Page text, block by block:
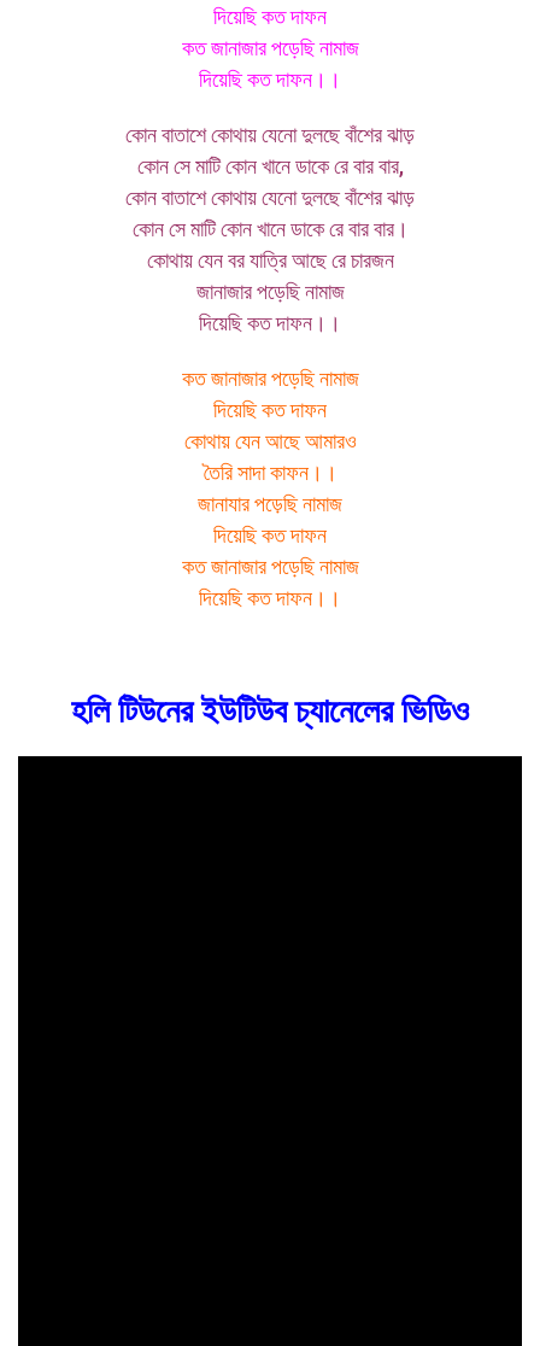
দিয়েছি কত দাফন
কত জানাজার পড়েছি নামাজ
দিয়েছি কত দাফন।।
কোন বাতাশে কোথায় যেনো দুলছে বাঁশের ঝাড়
কোন সে মাটি কোন খানে ডাকে রে বার বার,
কোন বাতাশে কোথায় যেনো দুলছে বাঁশের ঝাড়
কোন সে মাটি কোন খানে ডাকে রে বার বার।
কোথায় যেন বর যাত্রি আছে রে চারজন
জানাজার পড়েছি নামাজ
দিয়েছি কত দাফন।।
কত জানাজার পড়েছি নামাজ
দিয়েছি কত দাফন
কোথায় যেন আছে আমারও
তৈরি সাদা কাফন।।
জানাযার পড়েছি নামাজ
দিয়েছি কত দাফন
কত জানাজার পড়েছি নামাজ
দিয়েছি কত দাফন।।
হলি টিউনের ইউটিউব চ্যানেলের ভিডিও